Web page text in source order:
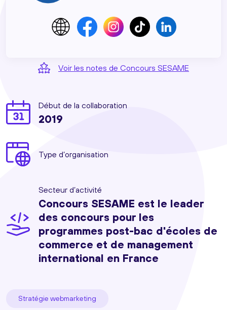
Voir les notes de Concours SESAME
Début de la collaboration
2019
Type d’organisation
Secteur d’activité
Concours SESAME est le leader
des concours pour les
programmes post-bac d'écoles de
commerce et de management
international en France
Stratégie webmarketing